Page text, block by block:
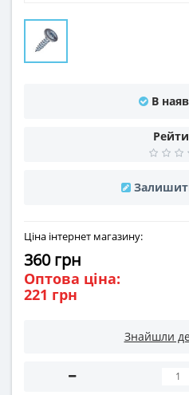
В
Ціна інтернет магазину:
360 грн
Оптова ціна:
221 грн
Знайшли